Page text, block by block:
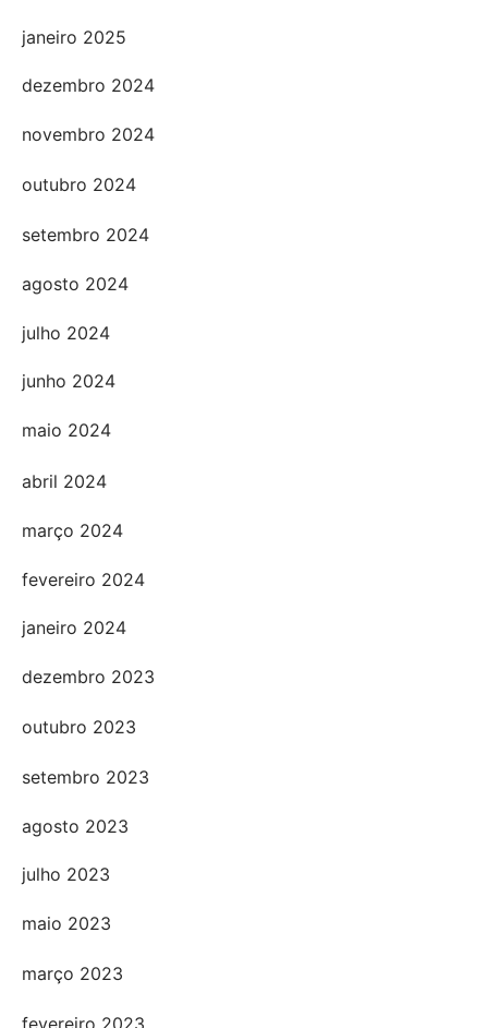
janeiro 2025
dezembro 2024
novembro 2024
outubro 2024
setembro 2024
agosto 2024
julho 2024
junho 2024
maio 2024
abril 2024
março 2024
fevereiro 2024
janeiro 2024
dezembro 2023
outubro 2023
setembro 2023
agosto 2023
julho 2023
maio 2023
março 2023
fevereiro 2023